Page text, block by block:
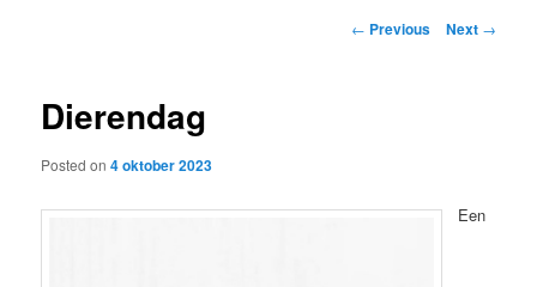
content
Post
← Previous Next →
Dierendag
Posted on4 oktober 2023
Een